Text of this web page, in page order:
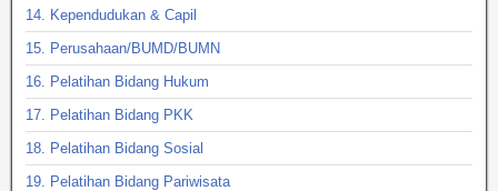
14. Kependudukan & Capil
15. Perusahaan/BUMD/BUMN
16. Pelatihan Bidang Hukum
17. Pelatihan Bidang PKK
18. Pelatihan Bidang Sosial
19. Pelatihan Bidang Pariwisata